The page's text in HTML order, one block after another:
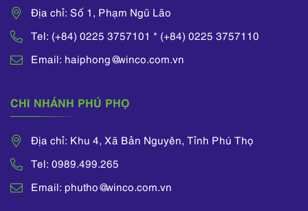
Địa chỉ: Số 1, Phạm Ngũ Lão
Tel: (+84) 0225 3757101 * (+84) 0225 3757110
Email: haiphong@winco.com.vn
CHI NHÁNH PHÚ PHỌ
Địa chỉ: Khu 4, Xã Bản Nguyên, Tỉnh Phú Thọ
Tel: 0989.499.265
Email: phutho@winco.com.vn